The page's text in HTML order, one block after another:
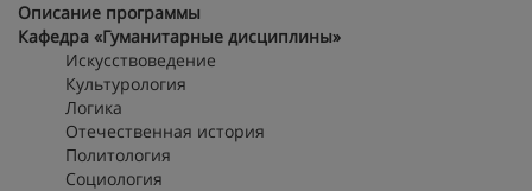
Описание программы
Кафедра «Гуманитарные дисциплины»
Искусствоведение
Культурология
Логика
Отечественная история
Политология
Социология